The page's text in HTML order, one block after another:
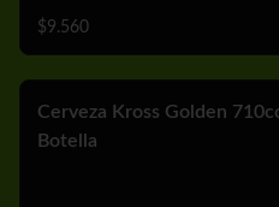
$9.560
Cerveza Kross Golden
Botella